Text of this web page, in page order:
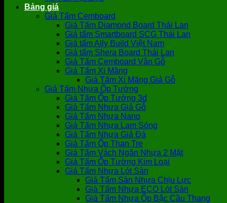
Bảng giá
Giá Tấm Cemboard
Giá Tấm Diamond Board Thái Lan
Giá tấm Smartboard SCG Thái Lan
Giá tấm Ally Build Việt Nam
Giá tấm Shera Board Thái Lan
Giá Tấm Cemboard Vân Gỗ
Giá Tấm Xi Măng
Giá Tấm Xi Măng Giả Gỗ
Giá Tấm Nhựa Ốp Tường
Giá Tấm Ốp Tường 3d
Giá Tấm Nhựa Giả Gỗ
Giá Tấm Nhựa Nano
Giá Tấm Nhựa Lam Sóng
Giá Tấm Nhựa Giả Đá
Giá Tấm Ốp Than Tre
Giá Tấm Vách Ngăn Nhựa 2 Mặt
Giá Tấm Ốp Tường Kim Loại
Giá Tấm Nhựa Lót Sàn
Giá Tấm Sàn Nhựa Chịu Lực
Giá Tấm Nhựa ECO Lót Sàn
Giá Tấm Nhựa Ốp Bậc Cầu Thang